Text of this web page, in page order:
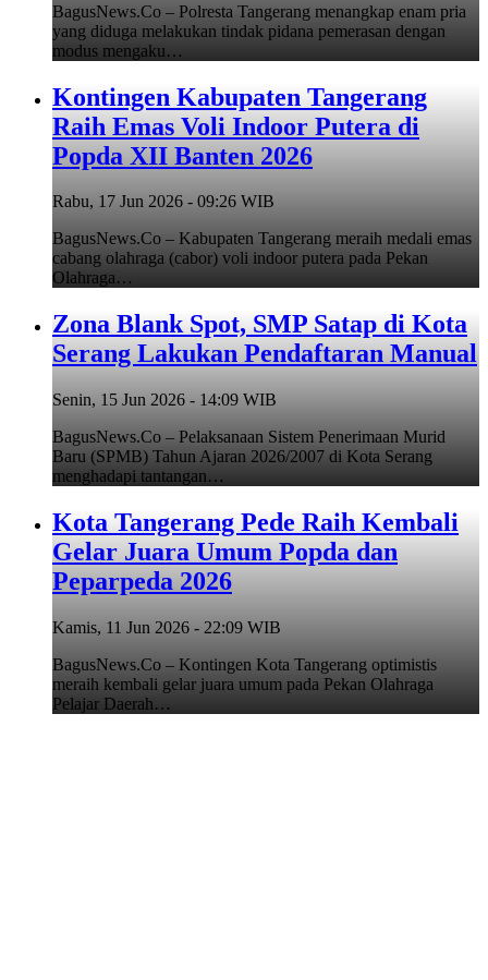
BagusNews.Co – Polresta Tangerang menangkap enam pria
yang diduga melakukan tindak pidana pemerasan dengan
modus mengaku…
Kontingen Kabupaten Tangerang
Raih Emas Voli Indoor Putera di
Popda XII Banten 2026
Rabu, 17 Jun 2026 - 09:26 WIB
BagusNews.Co – Kabupaten Tangerang meraih medali emas
cabang olahraga (cabor) voli indoor putera pada Pekan
Olahraga…
Zona Blank Spot, SMP Satap di Kota
Serang Lakukan Pendaftaran Manual
Senin, 15 Jun 2026 - 14:09 WIB
BagusNews.Co – Pelaksanaan Sistem Penerimaan Murid
Baru (SPMB) Tahun Ajaran 2026/2007 di Kota Serang
menghadapi tantangan…
Kota Tangerang Pede Raih Kembali
Gelar Juara Umum Popda dan
Peparpeda 2026
Kamis, 11 Jun 2026 - 22:09 WIB
BagusNews.Co – Kontingen Kota Tangerang optimistis
meraih kembali gelar juara umum pada Pekan Olahraga
Pelajar Daerah…